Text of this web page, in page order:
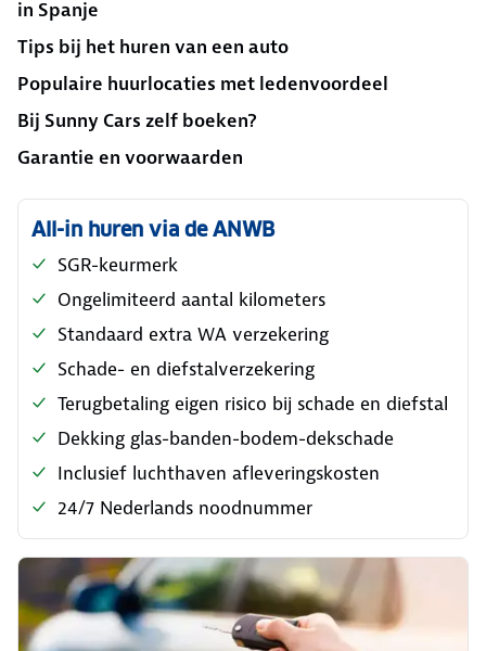
in Spanje
Tips bij het huren van een auto
Populaire huurlocaties met ledenvoordeel
Bij Sunny Cars zelf boeken?
Garantie en voorwaarden
All-in huren via de ANWB
SGR-keurmerk
Ongelimiteerd aantal kilometers
Standaard extra WA verzekering
Schade- en diefstalverzekering
Terugbetaling eigen risico bij schade en diefstal
Dekking glas-banden-bodem-dekschade
Inclusief luchthaven afleveringskosten
24/7 Nederlands noodnummer